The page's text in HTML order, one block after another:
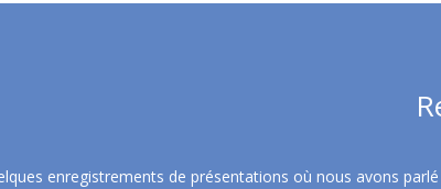
enregistrements de présentations où nous avons